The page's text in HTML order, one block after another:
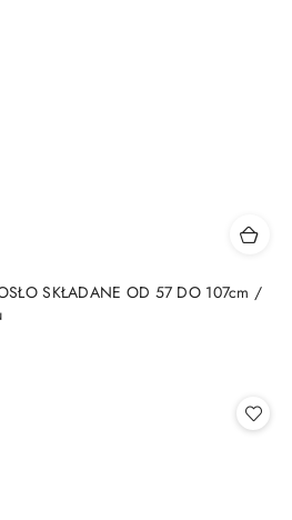
SKŁADANE OD 57 DO 107cm /